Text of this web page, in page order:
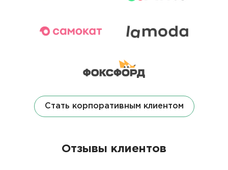
Стать корпоративным клиентом
Отзывы клиентов